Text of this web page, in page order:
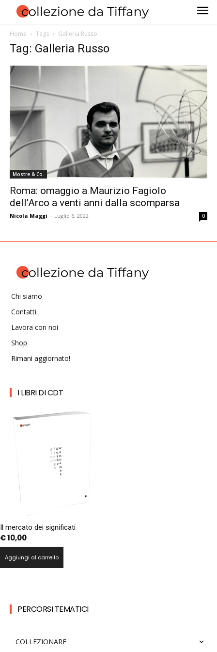
Home Tags Galleria Russo
Tag: Galleria Russo
Mostre & Co.
Roma: omaggio a Maurizio Fagiolo
dell’Arco a venti anni dalla scomparsa
Nicola Maggi - Luglio 6, 2022 0
Chi siamo
Contatti
Lavora con noi
Shop
Rimani aggiornato!
I LIBRI DI CDT
Il mercato dei significati
€10,00
Aggiungi al carrello
PERCORSI TEMATICI
COLLEZIONARE